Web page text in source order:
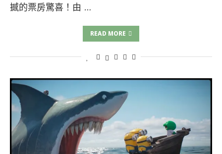
撼的票房驚喜！由 …
READ MORE